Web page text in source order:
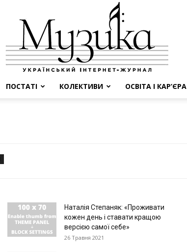
ПОСТАТІ КОЛЕКТИВИ ОСВІТА І КАР’ЄРА
Наталія Степаняк: «Проживати
кожен день і ставати кращою
версією самої себе»
26 Травня 2021